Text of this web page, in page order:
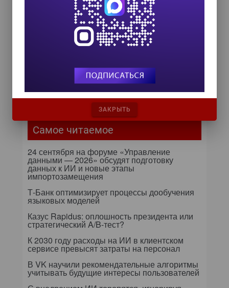
HR TECH + ИИ ТРАНСФОРМАЦИЯ 2026
8 октября 2026
повседневные операции
влияют на маржу компании
Бизнес видит больше, чем мог
предположить раньше
Самое читаемое
24 сентября на форуме «Управление
данными — 2026» обсудят подготовку
данных к ИИ и новые этапы
импортозамещения
Т-Банк оптимизирует процессы дообучения
языковых моделей
Казус Rapidus: оплошность президента или
стратегический A/B-тест?
К 2030 году расходы на ИИ в клиентском
сервисе превысят затраты на персонал
В VK научили рекомендательные алгоритмы
учитывать будущие интересы пользователей
ЗАКРЫТЬ